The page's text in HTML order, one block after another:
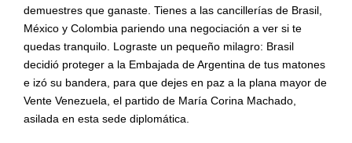
demuestres que ganaste. Tienes a las cancillerías de Brasil,
México y Colombia pariendo una negociación a ver si te
quedas tranquilo. Lograste un pequeño milagro: Brasil
decidió proteger a la Embajada de Argentina de tus matones
e izó su bandera, para que dejes en paz a la plana mayor de
Vente Venezuela, el partido de María Corina Machado,
asilada en esta sede diplomática.